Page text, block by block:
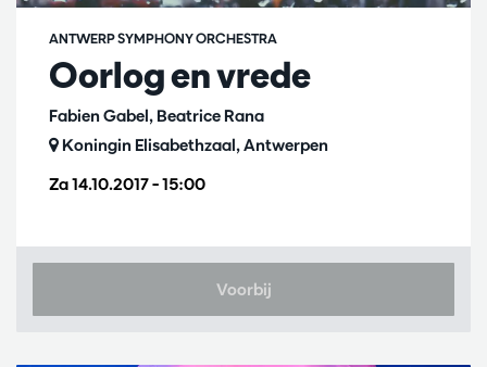
Oorlog en vrede
Fabien Gabel, Beatrice Rana
ANTWERP SYMPHONY ORCHESTRA
Za 14.10.2017– 15:00
Koningin Elisabethzaal, Antwerpen
Voorbij